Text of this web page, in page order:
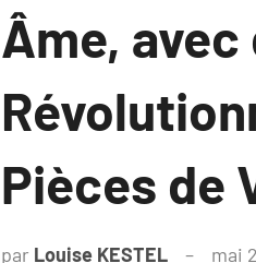
Âme,
Pièces de
par Louise KESTEL mai